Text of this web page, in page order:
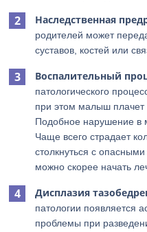
Наследственная
родителей может
суставов, костей или
Воспалительный
патологического
при этом малыш плачет
Подобное нарушение в
Чаще всего страдает
столкнуться с
можно скорее начать
Дисплазия
патологии появляется
проблемы при